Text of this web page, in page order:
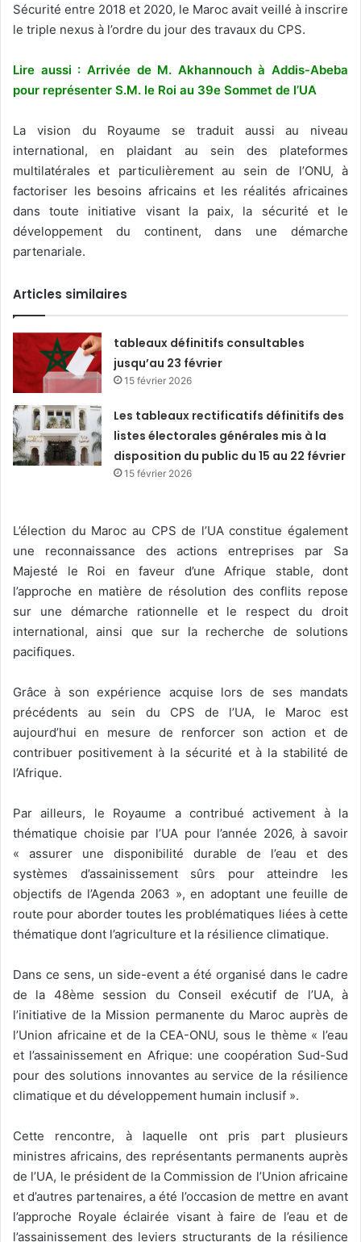
Sécurité entre 2018 et 2020, le Maroc avait veillé à inscrire
le triple nexus à l’ordre du jour des travaux du CPS.
Lire aussi : Arrivée de M. Akhannouch à Addis-Abeba
pour représenter S.M. le Roi au 39e Sommet de l’UA
La vision du Royaume se traduit aussi au niveau
international, en plaidant au sein des plateformes
multilatérales et particulièrement au sein de l’ONU, à
factoriser les besoins africains et les réalités africaines
dans toute initiative visant la paix, la sécurité et le
développement du continent, dans une démarche
partenariale.
Articles similaires
tableaux définitifs consultables
jusqu’au 23 février
15 février 2026
Les tableaux rectificatifs définitifs des
listes électorales générales mis à la
disposition du public du 15 au 22 février
15 février 2026
L’élection du Maroc au CPS de l’UA constitue également
une reconnaissance des actions entreprises par Sa
Majesté le Roi en faveur d’une Afrique stable, dont
l’approche en matière de résolution des conflits repose
sur une démarche rationnelle et le respect du droit
international, ainsi que sur la recherche de solutions
pacifiques.
Grâce à son expérience acquise lors de ses mandats
précédents au sein du CPS de l’UA, le Maroc est
aujourd’hui en mesure de renforcer son action et de
contribuer positivement à la sécurité et à la stabilité de
l’Afrique.
Par ailleurs, le Royaume a contribué activement à la
thématique choisie par l’UA pour l’année 2026, à savoir
« assurer une disponibilité durable de l’eau et des
systèmes d’assainissement sûrs pour atteindre les
objectifs de l’Agenda 2063 », en adoptant une feuille de
route pour aborder toutes les problématiques liées à cette
thématique dont l’agriculture et la résilience climatique.
Dans ce sens, un side-event a été organisé dans le cadre
de la 48ème session du Conseil exécutif de l’UA, à
l’initiative de la Mission permanente du Maroc auprès de
l’Union africaine et de la CEA-ONU, sous le thème « l’eau
et l’assainissement en Afrique: une coopération Sud-Sud
pour des solutions innovantes au service de la résilience
climatique et du développement humain inclusif ».
Cette rencontre, à laquelle ont pris part plusieurs
ministres africains, des représentants permanents auprès
de l’UA, le président de la Commission de l’Union africaine
et d’autres partenaires, a été l’occasion de mettre en avant
l’approche Royale éclairée visant à faire de l’eau et de
l’assainissement des leviers structurants de la résilience